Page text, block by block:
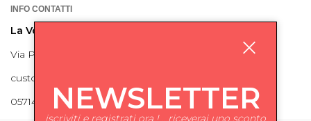
INFO CONTATTI
La Volpe Rossa
Via Piave 27 56024 Ponte a Egola
customercare@lavolperossa.it
0571498228NEWSLETTER